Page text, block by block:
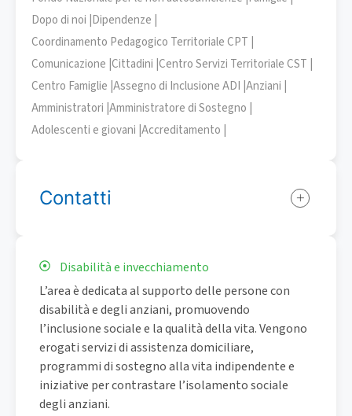
Dopo di noi |Dipendenze |
Coordinamento Pedagogico Territoriale CPT |
Comunicazione |Cittadini |Centro Servizi Territoriale CST |
Centro Famiglie |Assegno di Inclusione ADI |Anziani |
Amministratori |Amministratore di Sostegno |
Adolescenti e giovani |Accreditamento |
Contatti
Disabilità e invecchiamento
L’area è dedicata al supporto delle persone con
disabilità e degli anziani, promuovendo
l’inclusione sociale e la qualità della vita. Vengono
erogati servizi di assistenza domiciliare,
programmi di sostegno alla vita indipendente e
iniziative per contrastare l’isolamento sociale
degli anziani.